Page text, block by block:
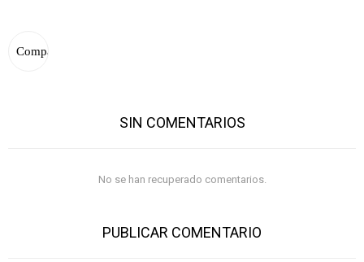
SIN COMENTARIOS
No se han recuperado comentarios.
PUBLICAR COMENTARIO